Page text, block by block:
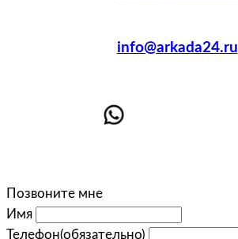
info@arkada24.ru
Позвоните мне
Имя
Телефон(обязательно)